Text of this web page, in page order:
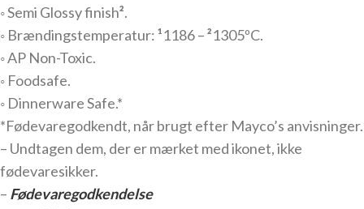
◦ Semi Glossy finish².
◦ Brændingstemperatur:¹1186 –²1305ºC.
◦ AP Non-Toxic.
◦ Foodsafe.
◦ Dinnerware Safe.*
*Fødevaregodkendt, når brugt efter Mayco’s anvisninger.
– Undtagen dem, der er mærket med ikonet, ikke
fødevaresikker.
– Fødevaregodkendelse